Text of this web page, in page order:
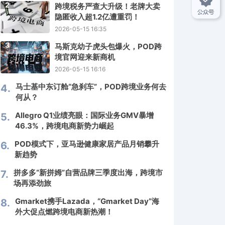
2
跨境税务严查大升级！老牌大卖
隐匿收入超1.2亿遭重罚！
2026-05-15 16:35
3
马斯克幼子虎头包爆火，POD跨
境官网迎来新商机
2026-05-15 16:16
4. 马士基中东订舱“急刹车”，POD跨境业务何去
何从？
5. Allegro Q1业绩亮眼：国际业务GMV暴增
46.3%，跨境电商新势力崛起
6.
POD模式下，亚马逊健康家居产品月销攀升
新趋势
7. 拼多多“新拼姆”自营品牌三季度出海，跨境市
场再添劲旅
8. Gmarket携手Lazada，“Gmarket Day”海
外大促点燃跨境电商新热潮！